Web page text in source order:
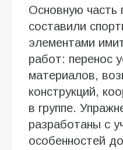
Основную часть
составили
элементами
работ: перенос
материалов,
конструкций,
в группе.
разработаны с
особенностей